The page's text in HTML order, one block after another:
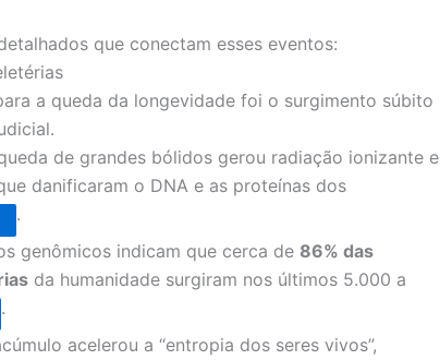
que conectam esses eventos:
a queda da longevidade foi o surgimento súbito
de grandes bólidos gerou radiação ionizante e
danificaram o DNA e as proteínas dos
.
genômicos indicam que cerca de 86% das
da humanidade surgiram nos últimos 5.000 a
.
acelerou a “entropia dos seres vivos”,